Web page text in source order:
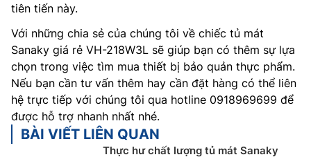
tiên tiến này.
Với những chia sẻ của chúng tôi về chiếc tủ mát
Sanaky giá rẻ VH-218W3L sẽ giúp bạn có thêm sự lựa
chọn trong việc tìm mua thiết bị bảo quản thực phẩm.
Nếu bạn cần tư vấn thêm hay cần đặt hàng có thể liên
hệ trực tiếp với chúng tôi qua hotline 0918969699 để
được hỗ trợ nhanh nhất nhé.
BÀI VIẾT LIÊN QUAN
Thực hư chất lượng tủ mát Sanaky